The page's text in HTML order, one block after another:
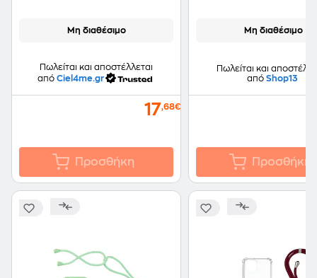
Μη διαθέσιμο
Πωλείται και αποστέλλεται
από Ciel4me.gr
17,68€
Προσθήκη
Μη διαθέσιμο
Πωλείται και
από Shop13
Προσθήκη